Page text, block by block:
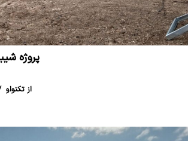
پروژه
از تکنواو